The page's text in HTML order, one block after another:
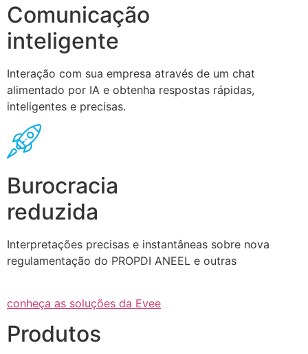
Comunicação
inteligente
Interação com sua empresa através de um chat
alimentado por IA e obtenha respostas rápidas,
inteligentes e precisas.
Burocracia
reduzida
Interpretações precisas e instantâneas sobre nova
regulamentação do PROPDI ANEEL e outras
conheça as soluções da Evee
Produtos